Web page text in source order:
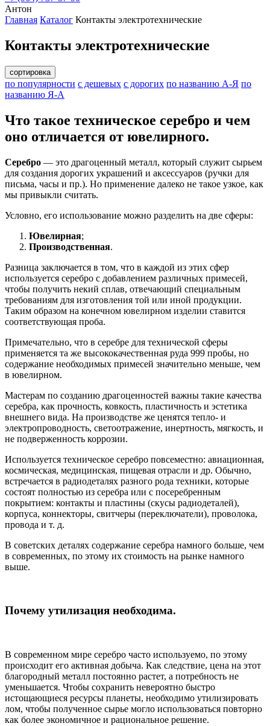
Антон
Главная Каталог Контакты электротехнические
Контакты электротехнические
сортировка
по популярности с дешевых с дорогих по названию А-Я по
названию Я-А
Что такое техническое серебро и чем
оно отличается от ювелирного.
Серебро — это драгоценный металл, который служит сырьем
для создания дорогих украшений и аксессуаров (ручки для
письма, часы и пр.). Но применение далеко не такое узкое, как
мы привыкли считать.
Условно, его использование можно разделить на две сферы:
Ювелирная;
Производственная.
Разница заключается в том, что в каждой из этих сфер
используется серебро с добавлением различных примесей,
чтобы получить некий сплав, отвечающий специальным
требованиям для изготовления той или иной продукции.
Таким образом на конечном ювелирном изделии ставится
соответствующая проба.
Примечательно, что в серебре для технической сферы
применяется та же высококачественная руда 999 пробы, но
содержание необходимых примесей значительно меньше, чем
в ювелирном.
Мастерам по созданию драгоценностей важны такие качества
серебра, как прочность, ковкость, пластичность и эстетика
внешнего вида. На производстве же ценятся тепло- и
электропроводность, светоотражение, инертность, мягкость, и
не подверженность коррозии.
Используется техническое серебро повсеместно: авиационная,
космическая, медицинская, пищевая отрасли и др. Обычно,
встречается в радиодеталях разного рода техники, которые
состоят полностью из серебра или с посеребренным
покрытием: контакты и пластины (скусы радиодеталей),
корпуса, коннекторы, свитчеры (переключатели), проволока,
провода и т. д.
В советских деталях содержание серебра намного больше, чем
в современных, по этому их стоимость на рынке намного
выше.
Почему утилизация необходима.
В современном мире серебро часто используемо, по этому
происходит его активная добыча. Как следствие, цена на этот
благородный металл постоянно растет, а потребность не
уменьшается. Чтобы сохранить невероятно быстро
истощающиеся ресурсы планеты, необходимо утилизировать
лом, чтобы полученное сырье могло использоваться повторно
как более экономичное и рациональное решение.